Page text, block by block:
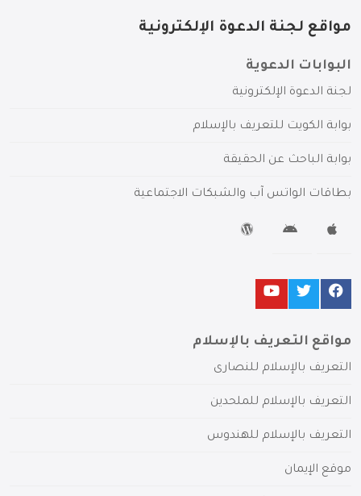
مواقع لجنة الدعوة الإلكترونية
البوابات الدعوية
لجنة الدعوة الإلكترونية
بوابة الكويت للتعريف بالإسلام
بوابة الباحث عن الحقيقة
بطاقات الواتس آب والشبكات الاجتماعية
مواقع التعريف بالإسلام
التعريف بالإسلام للنصارى
التعريف بالإسلام للملحدين
التعريف بالإسلام للهندوس
موقع الإيمان